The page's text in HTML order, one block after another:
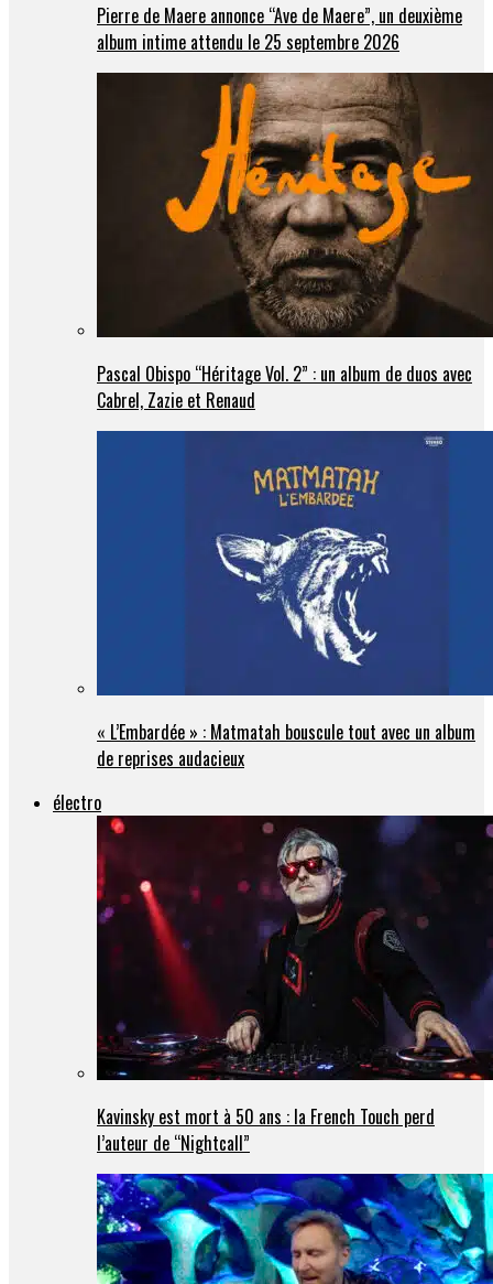
Pierre de Maere annonce “Ave de Maere”, un deuxième
album intime attendu le 25 septembre 2026
Pascal Obispo “Héritage Vol. 2” : un album de duos avec
Cabrel, Zazie et Renaud
« L’Embardée » : Matmatah bouscule tout avec un album
de reprises audacieux
électro
Kavinsky est mort à 50 ans : la French Touch perd
l’auteur de “Nightcall”